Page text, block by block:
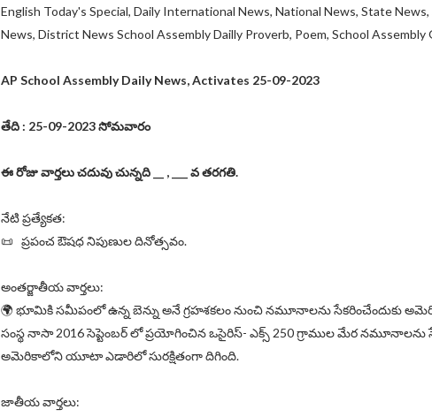
English Today's Special, Daily International News, National News, State
News, District News School Assembly Dailly Proverb, Poem, School Assembly
AP School Assembly Daily News, Activates 25-09-2023
తేది : 25-09-2023సోమవారం
ఈ రోజు వార్తలు చదువు చున్నది __ , ___ వ తరగతి.
నేటి ప్రత్యేకత:
📜 ప్రపంచ ఔషధ నిపుణుల దినోత్సవం.
అంతర్జాతీయ వార్తలు:
🌍 భూమికి సమీపంలో ఉన్న బెన్ను అనే గ్రహశకలం నుంచి నమూనాలను సేకరించేందుకు
సంస్థ నాసా 2016 సెప్టెంబర్ లో ప్రయోగించిన ఒసైరిస్- ఎక్స్ 250 గ్రాముల మేర నమూనాలను
అమెరికాలోని యూటా ఎడారిలో సురక్షితంగా దిగింది.
జాతీయ వార్తలు: